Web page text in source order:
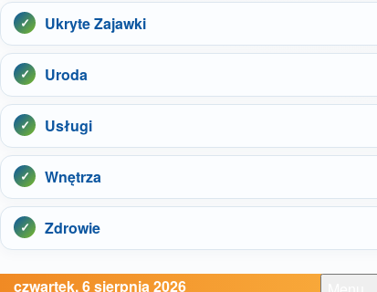
Ukryte Zajawki
Uroda
Usługi
Wnętrza
Zdrowie
czwartek, 6 sierpnia 2026